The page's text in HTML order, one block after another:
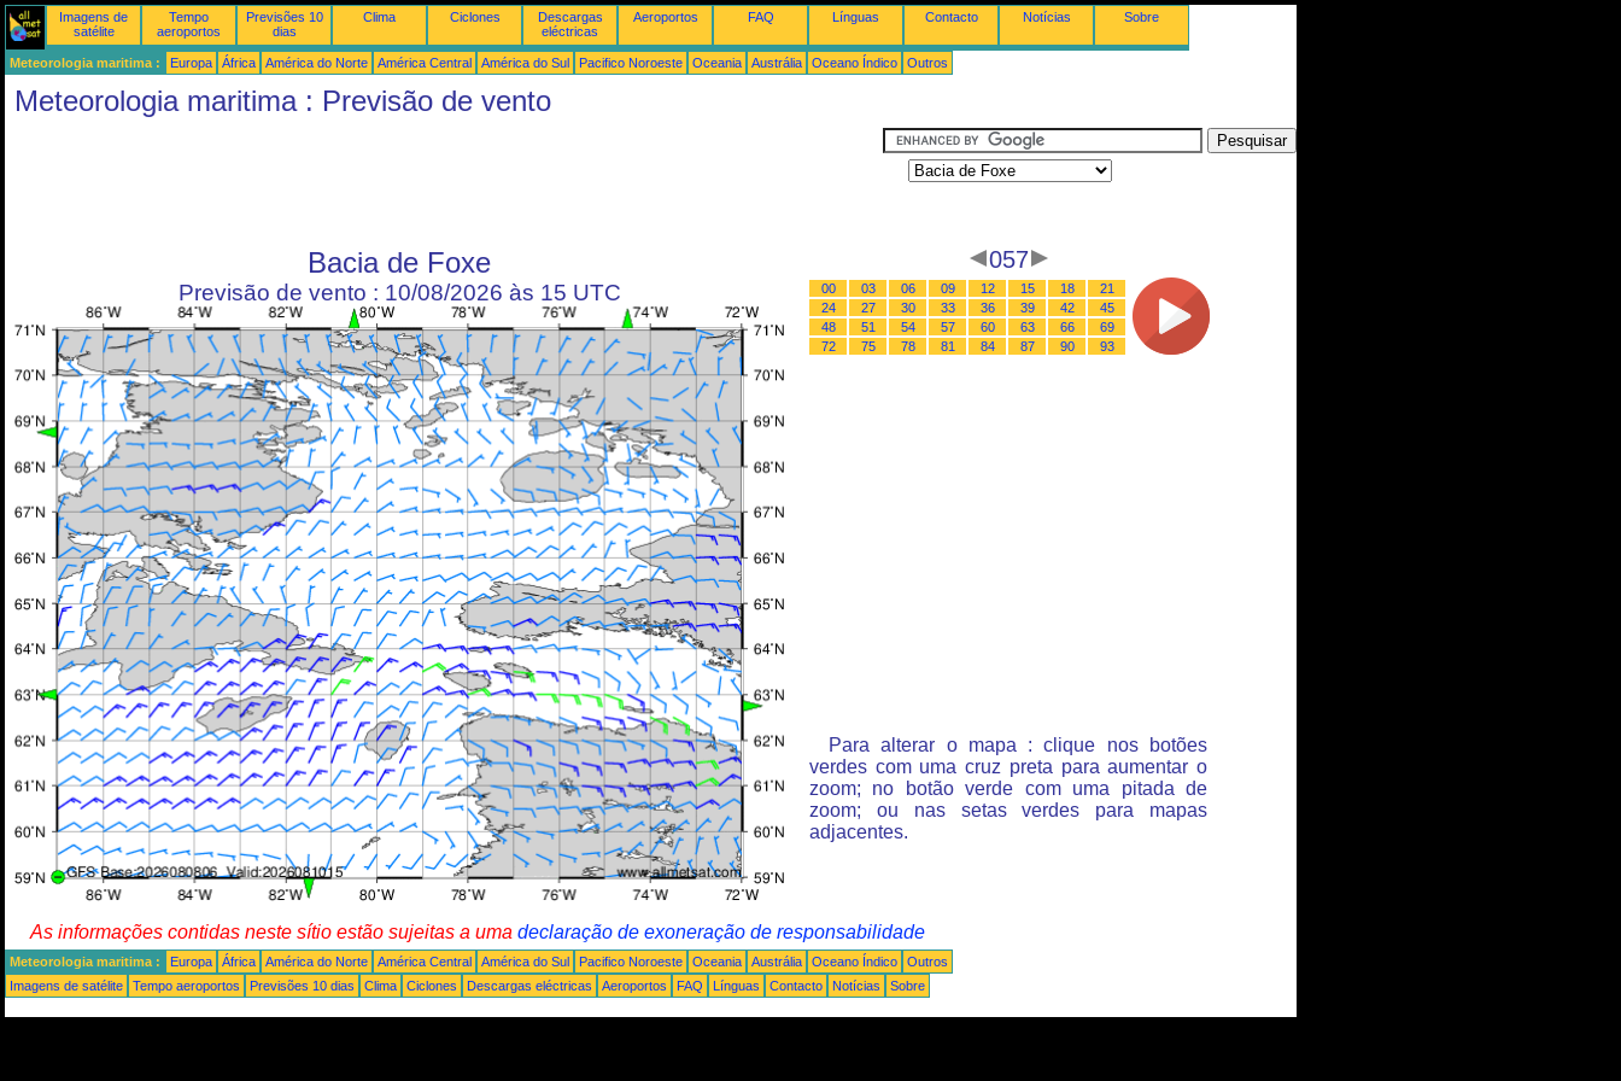
Imagens de
satélite
Tempo
aeroportos
Previsões 10
dias
Clima Ciclones
Descargas
eléctricas
Aeroportos FAQ Línguas Contacto Notícias Sobre
Meteorologia maritima : Europa África América do Norte América Central América do Sul Pacifico Noroeste Oceania Austrália Oceano Índico Outros
Meteorologia maritima : Previsão de vento
Bacia de Foxe
Previsão de vento : 10/08/2026 às 15 UTC
057
00 03 06 09 12 15 18
21
24
27 30 33 36 39 42
45
48
51 54 57 60 63 66
69
72
75 78 81 84 87 90 93
Para alterar o mapa : clique nos botões
verdes com uma cruz preta para aumentar o
zoom; no botão verde com uma pitada de
zoom; ou nas setas verdes para mapas
adjacentes.
As informações contidas neste sítio estão sujeitas a uma declaração de exoneração de responsabilidade
Meteorologia maritima : Europa África América do Norte América Central América do Sul Pacifico Noroeste Oceania Austrália Oceano Índico
Outros
Imagens de satélite
Tempo aeroportos Previsões 10 dias Clima Ciclones Descargas eléctricas Aeroportos FAQ Línguas Contacto Notícias Sobre